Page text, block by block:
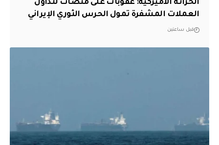
الخزانة الأميركية: عقوبات على منصات لتداول
العملات المشفرة تمول الحرس الثوري الإيراني
قبل ساعتين